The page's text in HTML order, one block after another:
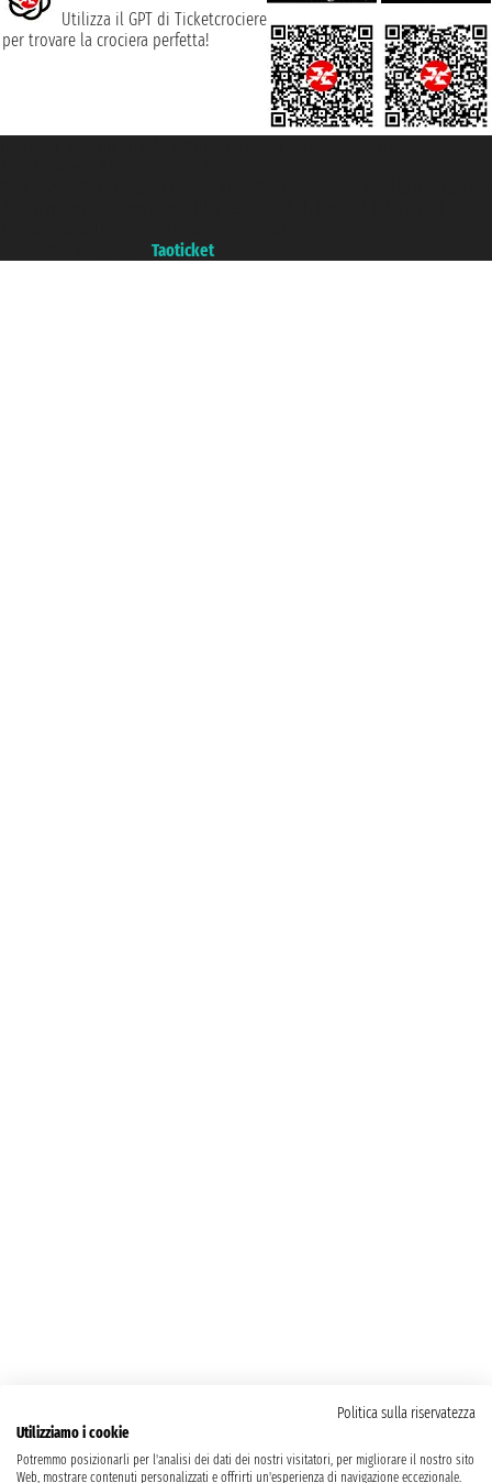
Utilizza il GPT di Ticketcrociere
per trovare la crociera perfetta!
Taoticket
Politica sulla riservatezza
Utilizziamo i cookie
Potremmo posizionarli per l'analisi dei dati dei nostri visitatori, per migliorare il nostro sito
Web, mostrare contenuti personalizzati e offrirti un'esperienza di navigazione eccezionale.